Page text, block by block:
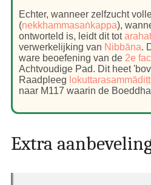
Echter, wanneer zelfzucht
(nekkhammasaṅkappa),
ontworteld is, leidt dit tot
verwerkelijking van Nibbāna.
ware beoefening van de 2e
Achtvoudige Pad. Dit heet
Raadpleeg
naar M117 waarin de
Extra